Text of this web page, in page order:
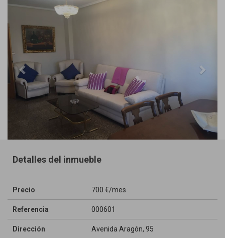
Detalles del inmueble
Precio 700 €/mes
Referencia 000601
Dirección Avenida Aragón, 95